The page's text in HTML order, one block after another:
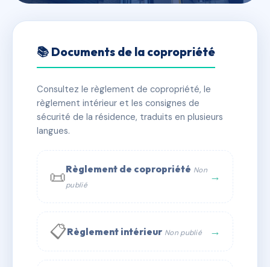
8,10,12 rue SOLFERINO
✓ Immatriculée 🏠 108 lots 🏗 3 bâtiment(s)
📞 Contacter Syndic Digital
📚 Documents de la copropriété
Consultez le règlement de copropriété, le
règlement intérieur et les consignes de
sécurité de la résidence, traduits en plusieurs
langues.
📜Règlement de copropriété Non
publié
→
📋Règlement intérieur Non publié →